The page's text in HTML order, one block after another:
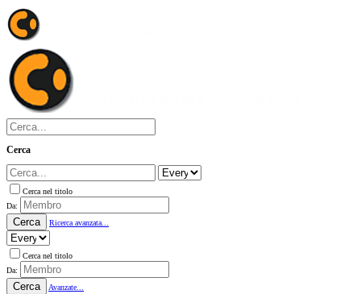
Cerca
Cerca nel titolo
Da:
Cerca Ricerca avanzata...
Cerca nel titolo
Da:
Cerca Avanzate...